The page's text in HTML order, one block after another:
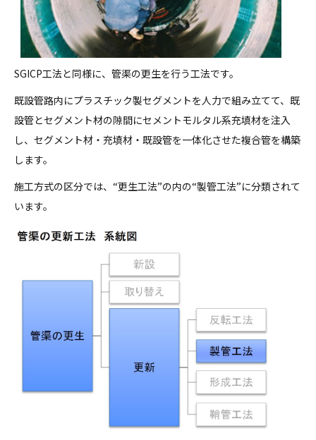
SGICP工法と同様に、管渠の更生を行う工法です。
既設管路内にプラスチック製セグメントを人力で組み立てて、既
設管とセグメント材の隙間にセメントモルタル系充填材を注入
し、セグメント材・充填材・既設管を一体化させた複合管を構築
します。
施工方式の区分では、“更生工法”の内の“製管工法”に分類されて
います。